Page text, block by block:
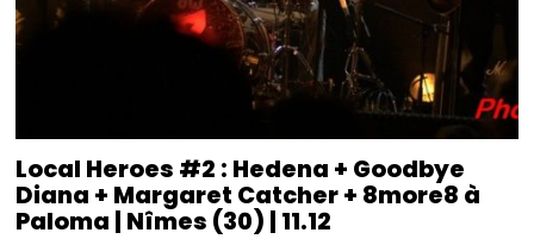
Local Heroes #2 : Hedena + Goodbye
Diana + Margaret Catcher + 8more8 à
Paloma | Nîmes (30) | 11.12